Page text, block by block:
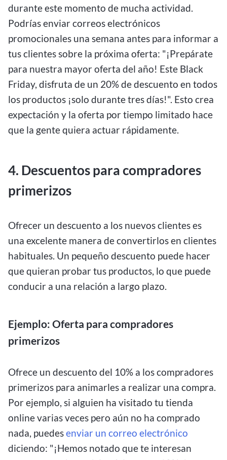
durante este momento de mucha actividad.
Podrías enviar correos electrónicos
promocionales una semana antes para informar a
tus clientes sobre la próxima oferta: "¡Prepárate
para nuestra mayor oferta del año! Este Black
Friday, disfruta de un 20% de descuento en todos
los productos ¡solo durante tres días!". Esto crea
expectación y la oferta por tiempo limitado hace
que la gente quiera actuar rápidamente.
4. Descuentos para compradores
primerizos
Ofrecer un descuento a los nuevos clientes es
una excelente manera de convertirlos en clientes
habituales. Un pequeño descuento puede hacer
que quieran probar tus productos, lo que puede
conducir a una relación a largo plazo.
Ejemplo: Oferta para compradores
primerizos
Ofrece un descuento del 10% a los compradores
primerizos para animarles a realizar una compra.
Por ejemplo, si alguien ha visitado tu tienda
online varias veces pero aún no ha comprado
nada, puedesenviar un correo electrónico
diciendo: "¡Hemos notado que te interesan